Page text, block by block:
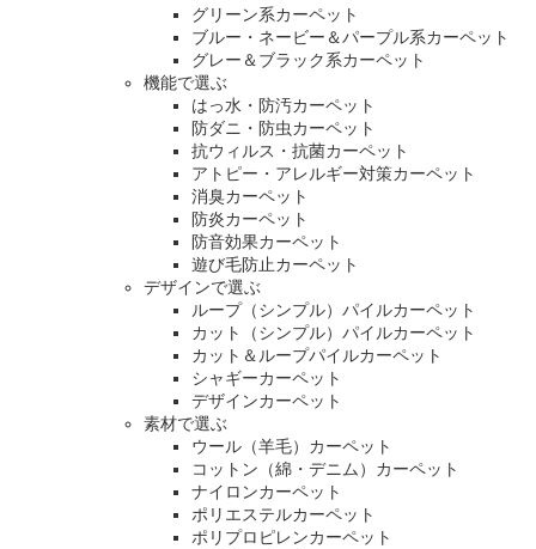
グリーン系カーペット
ブルー・ネービー＆パープル系カーペット
グレー＆ブラック系カーペット
機能で選ぶ
はっ水・防汚カーペット
防ダニ・防虫カーペット
抗ウィルス・抗菌カーペット
アトピー・アレルギー対策カーペット
消臭カーペット
防炎カーペット
防音効果カーペット
遊び毛防止カーペット
デザインで選ぶ
ループ（シンプル）パイルカーペット
カット（シンプル）パイルカーペット
カット＆ループパイルカーペット
シャギーカーペット
デザインカーペット
素材で選ぶ
ウール（羊毛）カーペット
コットン（綿・デニム）カーペット
ナイロンカーペット
ポリエステルカーペット
ポリプロピレンカーペット